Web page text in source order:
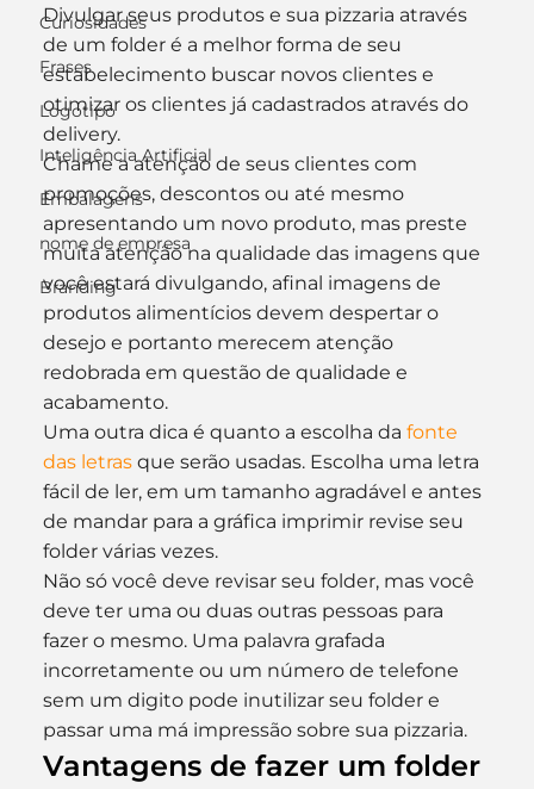
Curiosidades
Frases
Logotipo
Inteligência Artificial
Embalagens
nome de empresa
Branding
Divulgar seus produtos e sua pizzaria através
de um folder é a melhor forma de seu
estabelecimento buscar novos clientes e
otimizar os clientes já cadastrados através do
delivery.
Chame a atenção de seus clientes com
promoções, descontos ou até mesmo
apresentando um novo produto, mas preste
muita atenção na qualidade das imagens que
você estará divulgando, afinal imagens de
produtos alimentícios devem despertar o
desejo e portanto merecem atenção
redobrada em questão de qualidade e
acabamento.
Uma outra dica é quanto a escolha da fonte
das letras que serão usadas. Escolha uma letra
fácil de ler, em um tamanho agradável e antes
de mandar para a gráfica imprimir revise seu
folder várias vezes.
Não só você deve revisar seu folder, mas você
deve ter uma ou duas outras pessoas para
fazer o mesmo. Uma palavra grafada
incorretamente ou um número de telefone
sem um digito pode inutilizar seu folder e
passar uma má impressão sobre sua pizzaria.
Vantagens de fazer um folder